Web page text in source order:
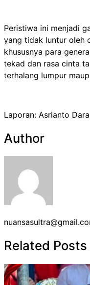
Peristiwa ini menjadi
yang tidak luntur oleh
khususnya para
tekad dan rasa cinta
terhalang lumpur
Laporan: Asrianto
Author
Related Posts